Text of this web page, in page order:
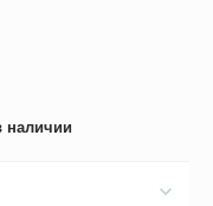
наличии